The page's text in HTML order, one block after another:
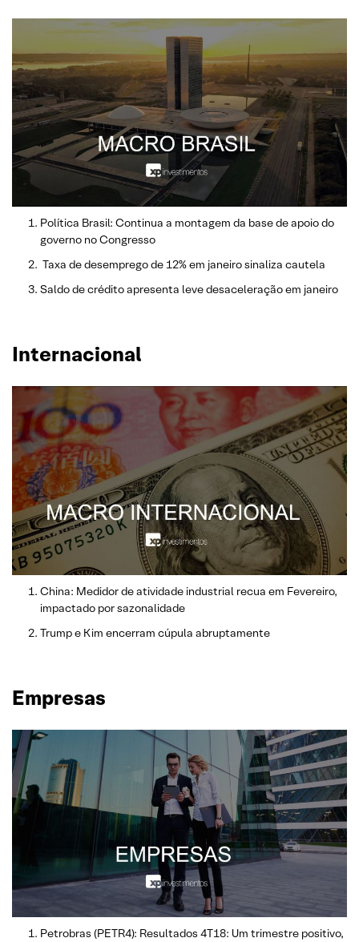
Política Brasil: Continua a montagem da base de apoio do
governo no Congresso
Taxa de desemprego de 12% em janeiro sinaliza cautela
Saldo de crédito apresenta leve desaceleração em janeiro
Internacional
China: Medidor de atividade industrial recua em Fevereiro,
impactado por sazonalidade
Trump e Kim encerram cúpula abruptamente
Empresas
Petrobras (PETR4): Resultados 4T18: Um trimestre positivo,